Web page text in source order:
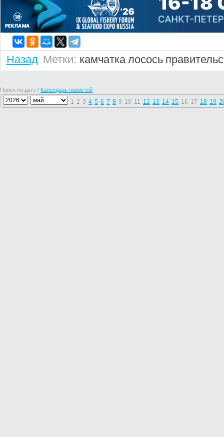
Назад Метки: камчатка лосось
Поиск по дате / Календарь новостей
1 2 3 4 5 6 7 8 9 10 11 12 13 14 15 16 17 18 19